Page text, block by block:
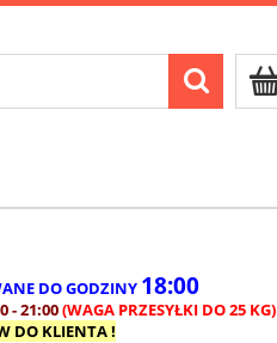
DO GODZINY 18:00
- 21:00(WAGA PRZESYŁKI DO 25 KG)
DO KLIENTA !